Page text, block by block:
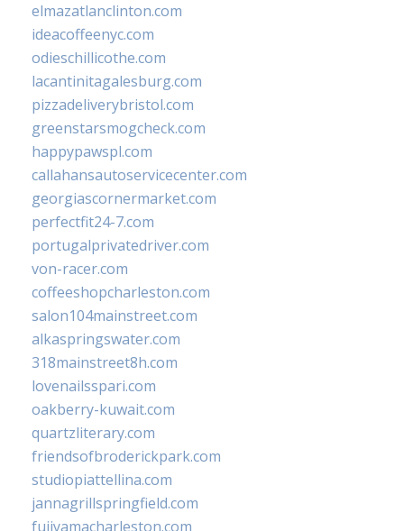
elmazatlanclinton.com
ideacoffeenyc.com
odieschillicothe.com
lacantinitagalesburg.com
pizzadeliverybristol.com
greenstarsmogcheck.com
happypawspl.com
callahansautoservicecenter.com
georgiascornermarket.com
perfectfit24-7.com
portugalprivatedriver.com
von-racer.com
coffeeshopcharleston.com
salon104mainstreet.com
alkaspringswater.com
318mainstreet8h.com
lovenailsspari.com
oakberry-kuwait.com
quartzliterary.com
friendsofbroderickpark.com
studiopiattellina.com
jannagrillspringfield.com
fujiyamacharleston.com